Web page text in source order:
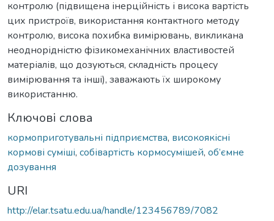
контролю (підвищена інерційність і висока вартість
цих пристроїв, використання контактного методу
контролю, висока похибка вимірювань, викликана
неоднорідністю фізикомеханічних властивостей
матеріалів, що дозуються, складність процесу
вимірювання та інші), заважають їх широкому
використанню.
Ключові слова
кормоприготувальні підприємства, високоякісні
кормові суміші, собівартість кормосумішей, об’ємне
дозування
URI
http://elar.tsatu.edu.ua/handle/123456789/7082